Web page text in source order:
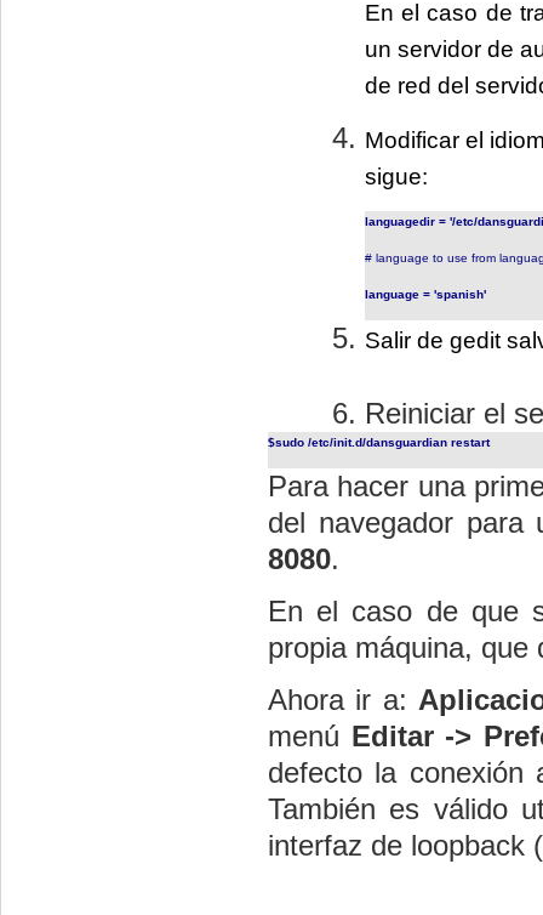
En el caso de
un servidor de
de red del
Modificar el
sigue:
languagedir = '/etc/
# language to use from
language = 'spanish'
Salir de gedit
Reiniciar el
$sudo /etc/init.d/dansguardian restart
Para hacer una
del navegador
8080.
En el caso de que
propia máquina, que
Ahora ir a:
menú Editar ->
defecto la conexión
También es válido
interfaz de loopback